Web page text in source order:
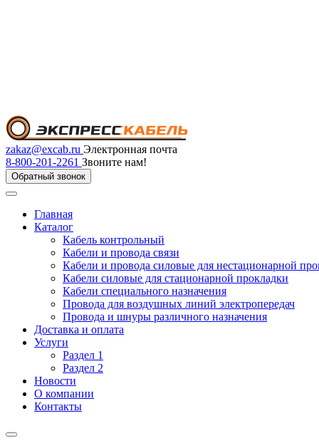
zakaz@excab.ru Электронная почта
8-800-201-2261 Звоните нам!
Обратный звонок
Главная
Каталог
Кабель контрольный
Кабели и провода связи
Кабели и провода силовые для нестационарной
Кабели силовые для стационарной прокладки
Кабели специального назначения
Провода для воздушных линий электропередач
Провода и шнуры различного назначения
Доставка и оплата
Услуги
Раздел 1
Раздел 2
Новости
О компании
Контакты